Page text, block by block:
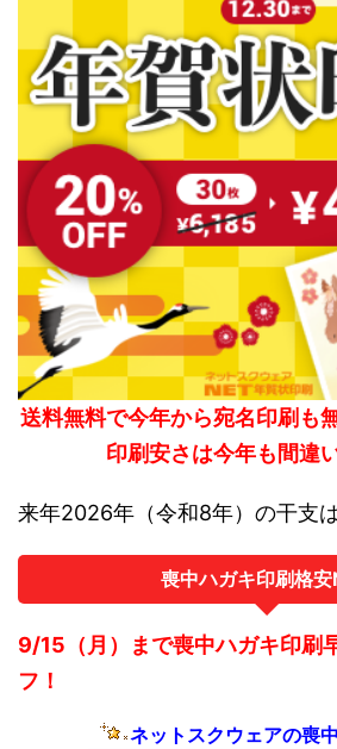
送料無料で今年から宛名印刷も
印刷安さは今年も間違
来年2026年（令和8年）の干支
喪中ハガキ印刷格安
9/15（月）まで喪中ハガキ印刷
フ！
ネットスクウェアの喪